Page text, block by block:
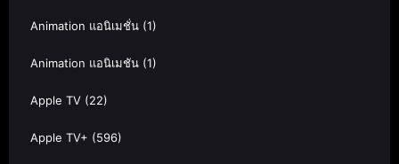
Animation แอนิเมชั่น (1)
Animation แอนิเมชัน (1)
Apple TV (22)
Apple TV+ (596)